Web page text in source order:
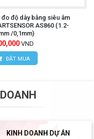
đo độ dày bằng siêu âm
AS860 (1.2-
/0,1mm)
VND
ĐẶT MUA
KINH DOANH DỰ ÁN